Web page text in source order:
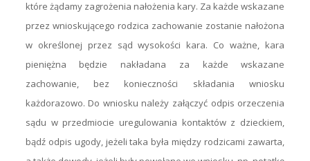
które żądamy zagrożenia nałożenia kary. Za każde wskazane
przez wnioskującego rodzica zachowanie zostanie nałożona
w określonej przez sąd wysokości kara. Co ważne, kara
pieniężna będzie nakładana za każde wskazane
zachowanie, bez konieczności składania wniosku
każdorazowo. Do wniosku należy załączyć odpis orzeczenia
sądu w przedmiocie uregulowania kontaktów z dzieckiem,
bądź odpis ugody, jeżeli taka była między rodzicami zawarta,